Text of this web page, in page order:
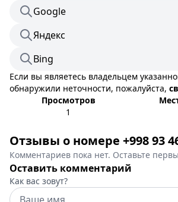
Google
Яндекс
Bing
Если вы являетесь владельцем
обнаружили неточности, пожалуйста,
Просмотров
1
Отзывы о номере +998 93
Комментариев пока нет. Оставьте
Оставить комментарий
Как вас зовут?